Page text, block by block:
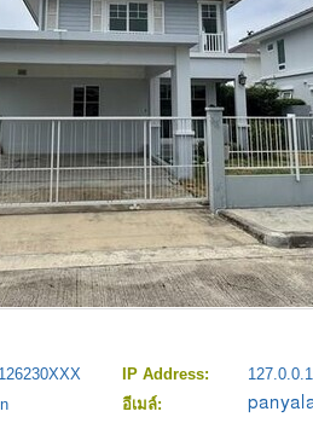
IP Address:
127.0.0.1
อีเมล์: